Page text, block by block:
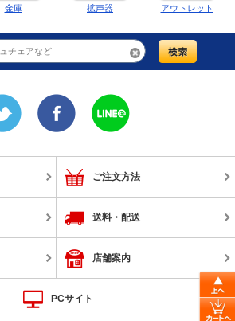
金庫 拡声器 アウトレット
ご注文方法
送料・配送
店舗案内
PCサイト